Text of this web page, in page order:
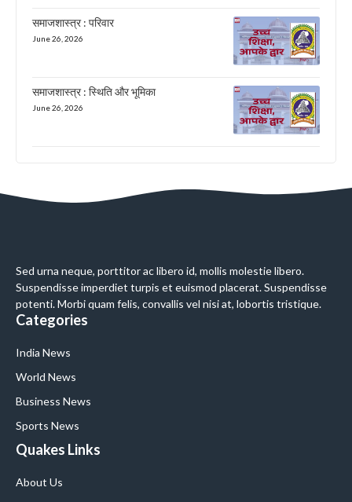
समाजशास्त्र : परिवार
June 26, 2026
समाजशास्त्र : स्थिति और भूमिका
June 26, 2026
Sed urna neque, porttitor ac libero id, mollis molestie libero.
Suspendisse imperdiet turpis et euismod placerat. Suspendisse
potenti. Morbi quam felis, convallis vel nisi at, lobortis tristique.
Categories
India News
World News
Business News
Sports News
Quakes Links
About Us